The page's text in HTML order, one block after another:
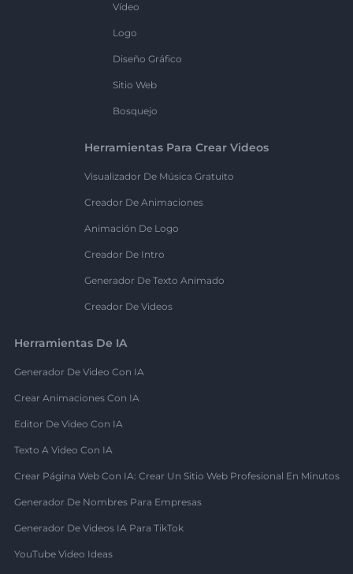
Vídeo
Logo
Diseño Gráfico
Sitio Web
Bosquejo
Herramientas Para Crear Videos
Visualizador De Música Gratuito
Creador De Animaciones
Animación De Logo
Creador De Intro
Generador De Texto Animado
Creador De Videos
Herramientas De IA
Generador De Video Con IA
Crear Animaciones Con IA
Editor De Video Con IA
Texto A Video Con IA
Crear Página Web Con IA: Crear Un Sitio Web Profesional En Minutos
Generador De Nombres Para Empresas
Generador De Videos IA Para TikTok
YouTube Video Ideas